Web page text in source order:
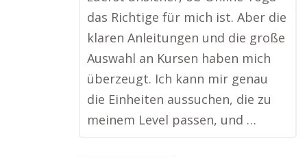
das Richtige für mich ist. Aber die
klaren Anleitungen und die große
Auswahl an Kursen haben mich
überzeugt. Ich kann mir genau
die Einheiten aussuchen, die zu
meinem Level passen, und …